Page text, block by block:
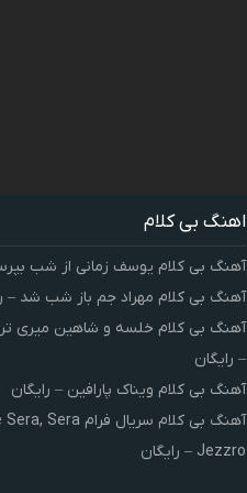
اهنگ بی کلام
آهنگ بی کلام یوسف زمانی از شب
آهنگ بی کلام مهراد جم باز شب شد –
آهنگ بی کلام خلسه و شاهین میری
– رایگان
آهنگ بی کلام ویناک پارافین – رایگان
Jezzro – رایگان